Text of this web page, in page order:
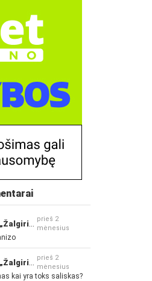
prieš 2
mėnesius
prieš 2
mėnesius
kai yra toks saliskas?